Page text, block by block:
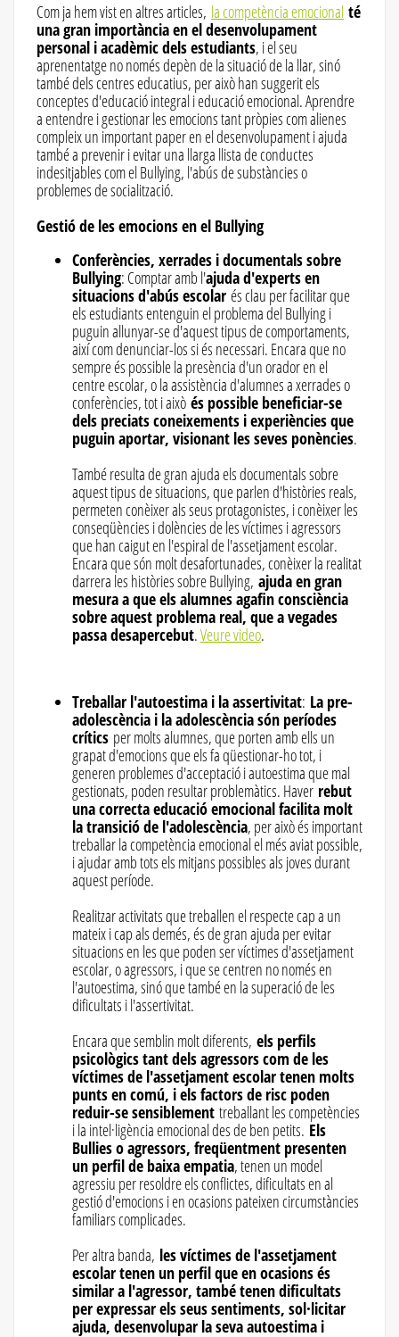
Com ja hem vist en altres articles, la competència emocional té
una gran importància en el desenvolupament
personal i acadèmic dels estudiants, i el seu
aprenentatge no només depèn de la situació de la llar, sinó
també dels centres educatius, per això han suggerit els
conceptes d'educació integral i educació emocional. Aprendre
a entendre i gestionar les emocions tant pròpies com alienes
compleix un important paper en el desenvolupament i ajuda
també a prevenir i evitar una llarga llista de conductes
indesitjables com el Bullying, l'abús de substàncies o
problemes de socialització.
Gestió de les emocions en el Bullying
Conferències, xerrades i documentals sobre
Bullying: Comptar amb l'ajuda d'experts en
situacions d'abús escolar és clau per facilitar que
els estudiants entenguin el problema del Bullying i
puguin allunyar-se d'aquest tipus de comportaments,
així com denunciar-los si és necessari. Encara que no
sempre és possible la presència d'un orador en el
centre escolar, o la assistència d'alumnes a xerrades o
conferències, tot i això és possible beneficiar-se
dels preciats coneixements i experiències que
puguin aportar, visionant les seves ponències.
També resulta de gran ajuda els documentals sobre
aquest tipus de situacions, que parlen d'històries reals,
permeten conèixer als seus protagonistes, i conèixer les
conseqüències i dolències de les víctimes i agressors
que han caigut en l'espiral de l'assetjament escolar.
Encara que són molt desafortunades, conèixer la realitat
darrera les històries sobre Bullying, ajuda en gran
mesura a que els alumnes agafin consciència
sobre aquest problema real, que a vegades
passa desapercebut.Veure video.
Treballar l'autoestima i la assertivitat: La pre-
adolescència i la adolescència són períodes
crítics per molts alumnes, que porten amb ells un
grapat d'emocions que els fa qüestionar-ho tot, i
generen problemes d'acceptació i autoestima que mal
gestionats, poden resultar problemàtics. Haver rebut
una correcta educació emocional facilita molt
la transició de l'adolescència, per això és important
treballar la competència emocional el més aviat possible,
i ajudar amb tots els mitjans possibles als joves durant
aquest període.
Realitzar activitats que treballen el respecte cap a un
mateix i cap als demés, és de gran ajuda per evitar
situacions en les que poden ser víctimes d'assetjament
escolar, o agressors, i que se centren no només en
l'autoestima, sinó que també en la superació de les
dificultats i l'assertivitat.
Encara que semblin molt diferents, els perfils
psicològics tant dels agressors com de les
víctimes de l'assetjament escolar tenen molts
punts en comú, i els factors de risc poden
reduir-se sensiblement treballant les competències
i la intel·ligència emocional des de ben petits. Els
Bullies o agressors, freqüentment presenten
un perfil de baixa empatia, tenen un model
agressiu per resoldre els conflictes, dificultats en al
gestió d'emocions i en ocasions pateixen circumstàncies
familiars complicades.
Per altra banda, les víctimes de l'assetjament
escolar tenen un perfil que en ocasions és
similar a l'agressor, també tenen dificultats
per expressar els seus sentiments, sol·licitar
ajuda, desenvolupar la seva autoestima i